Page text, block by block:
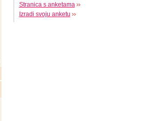
Stranica s anketama
Izradi svoju anketu